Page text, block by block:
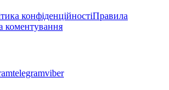
конфіденційностіПравила
коментування
telegramviber